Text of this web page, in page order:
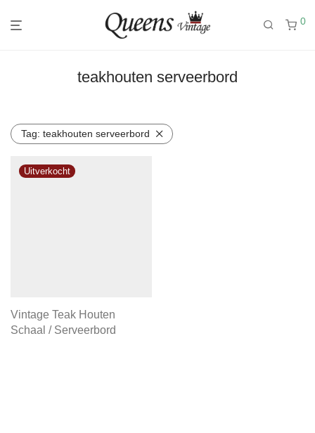
0
teakhouten serveerbord
Tag: teakhouten serveerbord
Vintage Teak Houten
Schaal / Serveerbord